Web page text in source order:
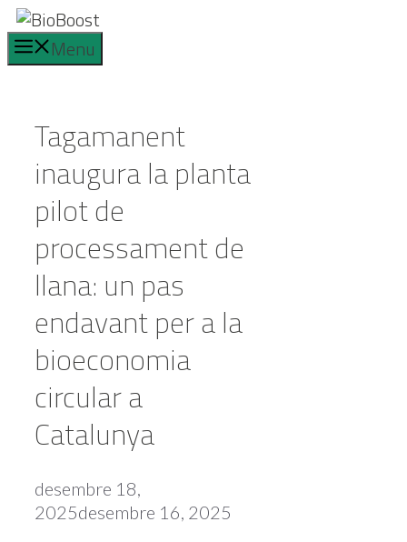
Vés
al
contingut
Menu
Tagamanent
inaugura la planta
pilot de
processament de
llana: un pas
endavant per a la
bioeconomia
circular a
Catalunya
desembre 18,
2025desembre 16, 2025